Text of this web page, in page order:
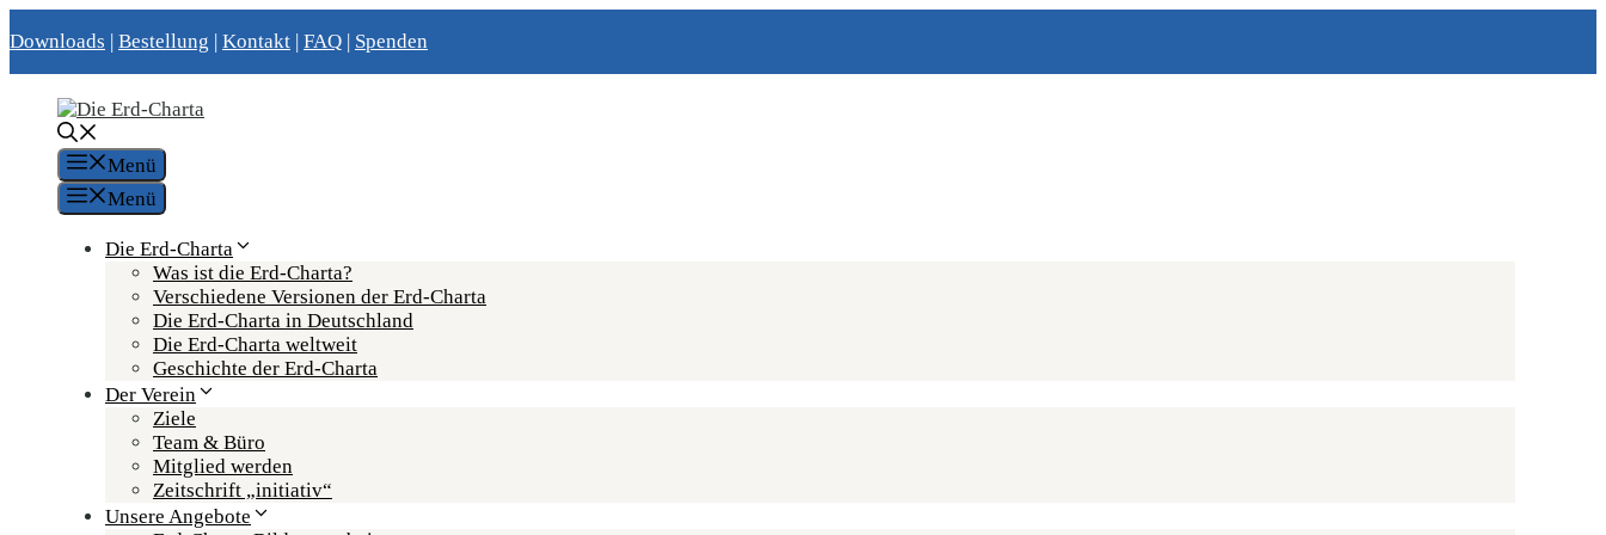
Inhalt
Downloads | Bestellung | Kontakt | FAQ | Spenden
Menü
Menü
Die Erd-Charta
Was ist die Erd-Charta?
Verschiedene Versionen der Erd-Charta
Die Erd-Charta in Deutschland
Die Erd-Charta weltweit
Geschichte der Erd-Charta
Der Verein
Ziele
Team & Büro
Mitglied werden
Zeitschrift „initiativ“
Unsere Angebote